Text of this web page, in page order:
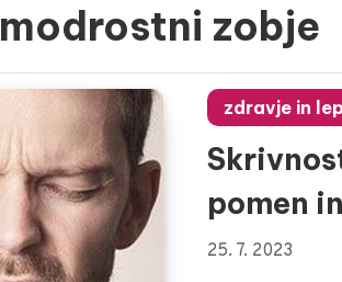
modrostni zobje
zdravje in
pomen
25. 7. 2023